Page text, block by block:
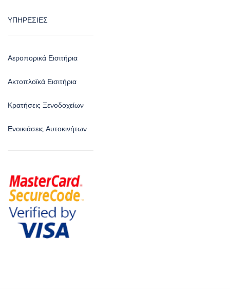
ΥΠΗΡΕΣΙΕΣ
Αεροπορικά Εισιτήρια
Ακτοπλοϊκά Εισιτήρια
Κρατήσεις Ξενοδοχείων
Ενοικιάσεις Αυτοκινήτων